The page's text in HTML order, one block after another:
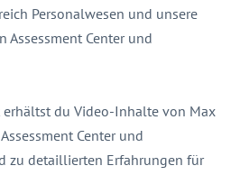
Personalwesen und unsere
Assessment Center und
erhältst du Video-Inhalte von Max
Center und
zu detaillierten Erfahrungen für